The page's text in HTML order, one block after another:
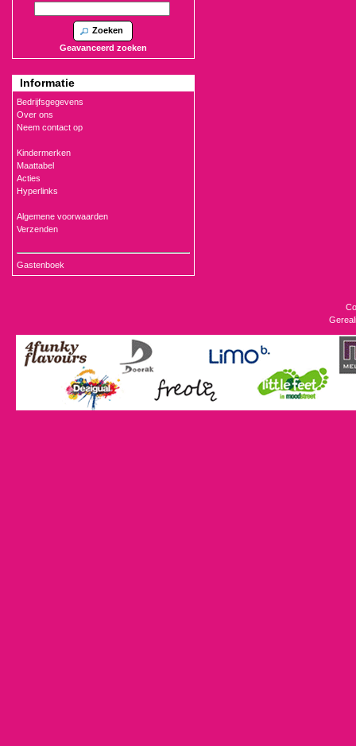
Zoeken
Geavanceerd zoeken
Informatie
Bedrijfsgegevens
Over ons
Neem contact op
Kindermerken
Maattabel
Acties
Hyperlinks
Algemene voorwaarden
Verzenden
Gastenboek